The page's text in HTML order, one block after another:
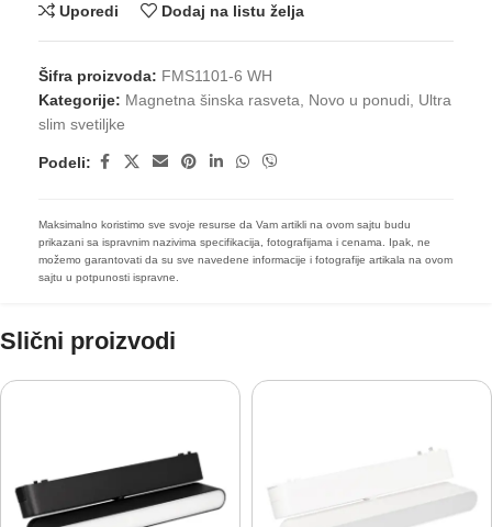
Uporedi Dodaj na listu želja
Šifra proizvoda: FMS1101-6 WH
Kategorije: Magnetna šinska rasveta Novo u ponudi Ultra
slim svetiljke
Podeli:
Maksimalno koristimo sve svoje resurse da Vam artikli na ovom sajtu budu
prikazani sa ispravnim nazivima specifikacija, fotografijama i cenama. Ipak, ne
možemo garantovati da su sve navedene informacije i fotografije artikala na ovom
sajtu u potpunosti ispravne.
Slični proizvodi